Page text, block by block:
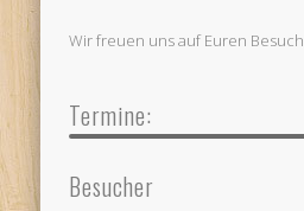
Wir freuen uns auf Euren Besuch
Termine:
Besucher